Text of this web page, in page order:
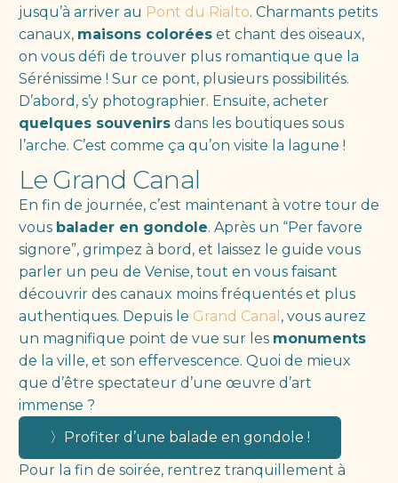
jusqu’à arriver au Pont du Rialto. Charmants petits
canaux, maisons coloréeset chant des oiseaux,
on vous défi de trouver plus romantique que la
Sérénissime ! Sur ce pont, plusieurs possibilités.
D’abord, s’y photographier. Ensuite, acheter
quelques souvenirsdans les boutiques sous
l’arche. C’est comme ça qu’on visite la lagune !
Le Grand Canal
En fin de journée, c’est maintenant à votre tour de
vous balader en gondole. Après un “Per favore
signore”, grimpez à bord, et laissez le guide vous
parler un peu de Venise, tout en vous faisant
découvrir des canaux moins fréquentés et plus
authentiques. Depuis le Grand Canal , vous aurez
un magnifique point de vue sur les monuments
de la ville, et son effervescence. Quoi de mieux
que d’être spectateur d’une œuvre d’art
immense ?
〉Profiter d’une balade en gondole !
Pour la fin de soirée, rentrez tranquillement à